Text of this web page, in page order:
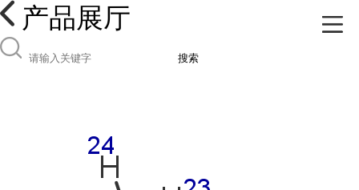
产品展厅
搜索